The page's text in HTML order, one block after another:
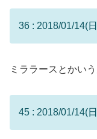
36 : 2018/01/14(
ミララースとかい
45 : 2018/01/14(